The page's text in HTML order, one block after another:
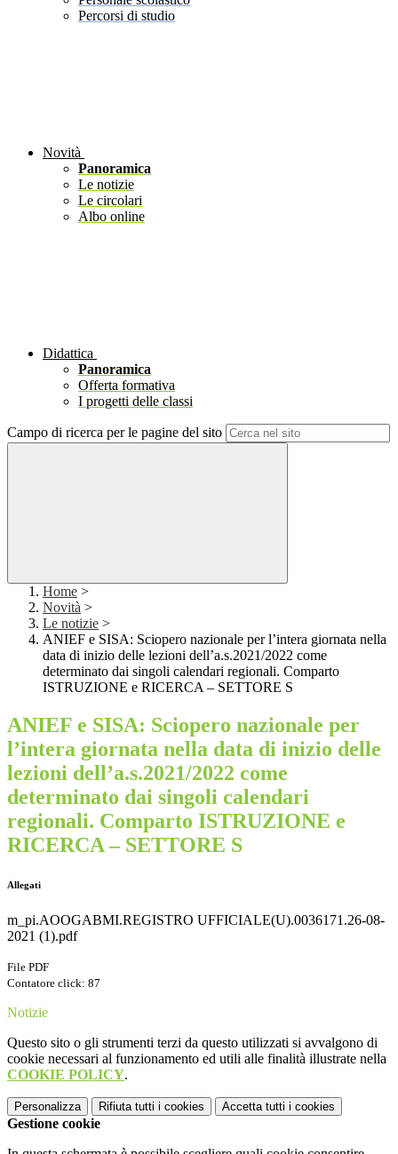
Percorsi di studio
Novità
Panoramica
Le notizie
Le circolari
Albo online
Didattica
Panoramica
Offerta formativa
I progetti delle classi
Campo di ricerca per le pagine del sito
Home >
Novità >
Le notizie >
ANIEF e SISA: Sciopero nazionale per l’intera giornata nella
data di inizio delle lezioni dell’a.s.2021/2022 come
determinato dai singoli calendari regionali. Comparto
ISTRUZIONE e RICERCA – SETTORE S
ANIEF e SISA: Sciopero nazionale per
l’intera giornata nella data di inizio delle
lezioni dell’a.s.2021/2022 come
determinato dai singoli calendari
regionali. Comparto ISTRUZIONE e
RICERCA – SETTORE S
Allegati
m_pi.AOOGABMI.REGISTRO UFFICIALE(U).0036171.26-08-
2021 (1).pdf
File PDF
Contatore click: 87
Notizie
Questo sito o gli strumenti terzi da questo utilizzati si avvalgono di
cookie necessari al funzionamento ed utili alle finalità illustrate nella
COOKIE POLICY.
Personalizza Rifiuta tutti i cookies Accetta tutti i cookies
Gestione cookie